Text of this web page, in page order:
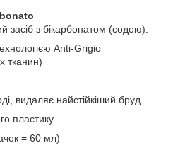
засіб з бікарбонатом (содою).
Anti-Grigio
тканин)
видаляє найстійкіший бруд
пластику
= 60 мл)